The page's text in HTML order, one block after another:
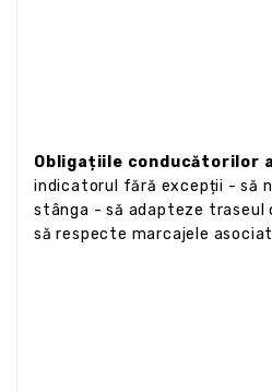
Obligațiile conducătorilor
indicatorul fără excepții - să
stânga - să adapteze traseul
să respecte marcajele